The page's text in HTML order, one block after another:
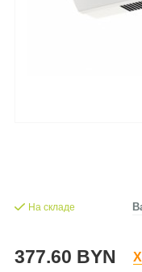
На складе
377.60 BYN